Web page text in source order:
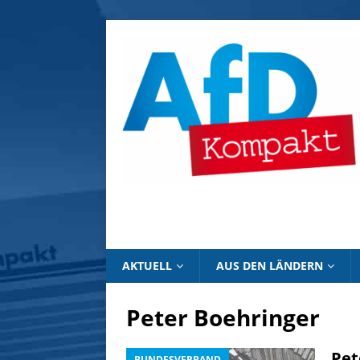
AKTUELL AUS DEN LÄNDERN
Peter Boehringer